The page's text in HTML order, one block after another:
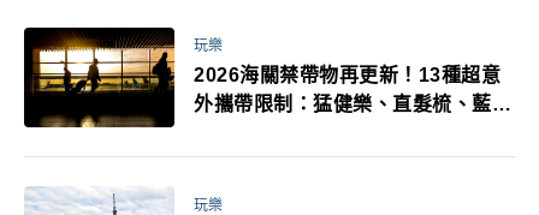
玩樂
2026海關禁帶物再更新！13種超意
外攜帶限制：猛健樂、直髮梳、藍牙
萬！注意事項一次看！
玩樂